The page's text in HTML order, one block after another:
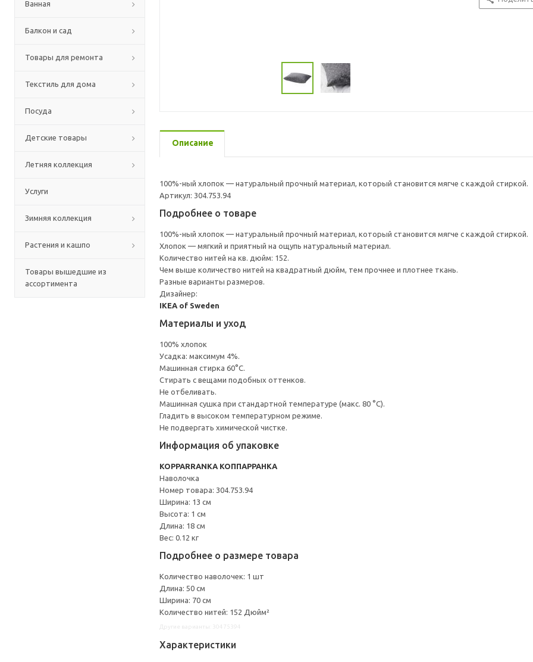
Ванная
Балкон и сад
Товары для ремонта
Текстиль для дома
Посуда
Детские товары
Летняя коллекция
Услуги
Зимняя коллекция
Растения и кашпо
Товары вышедшие из
ассортимента
Описание
100%-ный хлопок — натуральный прочный материал, который становится мягче с каждой стиркой.
Артикул: 304.753.94
Подробнее о товаре
100%-ный хлопок — натуральный прочный материал, который становится мягче с каждой стиркой.
Хлопок — мягкий и приятный на ощупь натуральный материал.
Количество нитей на кв. дюйм: 152.
Чем выше количество нитей на квадратный дюйм, тем прочнее и плотнее ткань.
Разные варианты размеров.
Дизайнер:
IKEA of Sweden
Материалы и уход
100% хлопок
Усадка: максимум 4%.
Машинная стирка 60°С.
Cтирать с вещами подобных оттенков.
Не отбеливать.
Машинная сушка при стандартной температуре (макс. 80 °C).
Гладить в высоком температурном режиме.
Не подвергать химической чистке.
Информация об упаковке
KOPPARRANKA КОППАРРАНКА
Наволочка
Номер товара: 304.753.94
Ширина: 13 см
Высота: 1 см
Длина: 18 см
Вес: 0.12 кг
Подробнее о размере товара
Количество наволочек: 1 шт
Длина: 50 см
Ширина: 70 см
Количество нитей: 152 Дюйм²
Характеристики